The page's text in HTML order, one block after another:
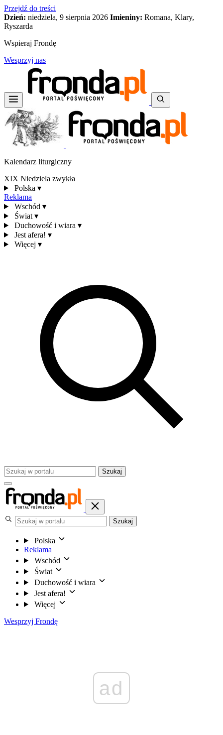
Przejdź do treści
Dzień: niedziela, 9 sierpnia 2026 Imieniny: Romana, Klary,
Ryszarda
Wspieraj Frondę
Wesprzyj nas
Kalendarz liturgiczny
XIX Niedziela zwykła
Polska ▾
Reklama
Wschód ▾
Świat ▾
Duchowość i wiara ▾
Jest afera! ▾
Więcej ▾
Szukaj
Szukaj
Polska
Reklama
Wschód
Świat
Duchowość i wiara
Jest afera!
Więcej
Wesprzyj Frondę
ad